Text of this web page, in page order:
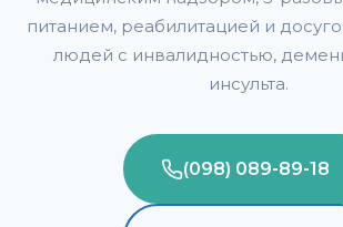
питанием, реабилитацией и
людей с инвалидностью,
инсульта.
(098) 089-89-18